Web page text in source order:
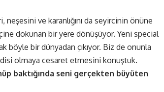
neşesini ve karanlığını da seyircinin önüne
dokunan bir yere dönüşüyor. Yeni special
böyle bir dünyadan çıkıyor. Biz de onunla
olmaya cesaret etmesini konuştuk.
baktığında seni gerçekten büyüten